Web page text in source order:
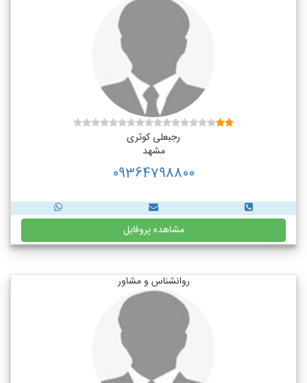
رجبعلی کوثری
مشهد
09364798800
مشاهده پروفایل
روانشناس و مشاور